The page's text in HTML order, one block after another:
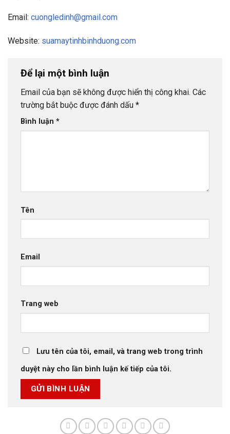
Email: cuongledinh@gmail.com
Website: suamaytinhbinhduong.com
Để lại một bình luận
Email của bạn sẽ không được hiển thị công khai. Các
trường bắt buộc được đánh dấu *
Bình luận *
Tên
Email
Trang web
Lưu tên của tôi, email, và trang web trong trình
duyệt này cho lần bình luận kế tiếp của tôi.